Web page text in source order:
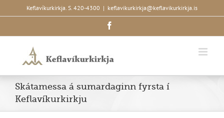
to
Keflavíkurkirkja. S. 420-4300 | keflavikurkirkja@keflavikurkirkja.is
Skátamessa á sumardaginn fyrsta í
Keflavíkurkirkju